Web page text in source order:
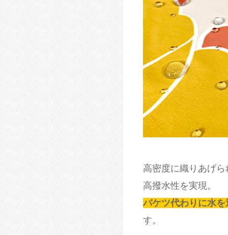
高密度に織りあげ
高撥水性を実現。
バケツ代わりに水を
す。